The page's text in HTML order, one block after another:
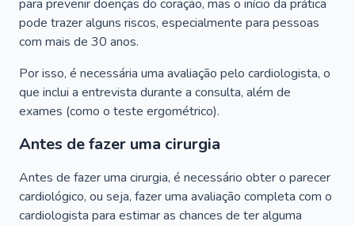
para prevenir doenças do coração, mas o início da prática
pode trazer alguns riscos, especialmente para pessoas
com mais de 30 anos.
Por isso, é necessária uma avaliação pelo cardiologista, o
que inclui a entrevista durante a consulta, além de
exames (como o teste ergométrico).
Antes de fazer uma cirurgia
Antes de fazer uma cirurgia, é necessário obter o parecer
cardiológico, ou seja, fazer uma avaliação completa com o
cardiologista para estimar as chances de ter alguma